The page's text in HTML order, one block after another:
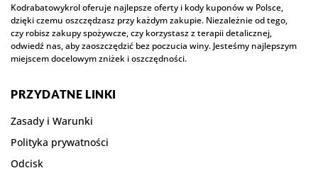
Kodrabatowykrol oferuje najlepsze oferty i kody kuponów w Polsce,
dzięki czemu oszczędzasz przy każdym zakupie. Niezależnie od tego,
czy robisz zakupy spożywcze, czy korzystasz z terapii detalicznej,
odwiedź nas, aby zaoszczędzić bez poczucia winy. Jesteśmy najlepszym
miejscem docelowym zniżek i oszczędności.
PRZYDATNE LINKI
Zasady i Warunki
Polityka prywatności
Odcisk